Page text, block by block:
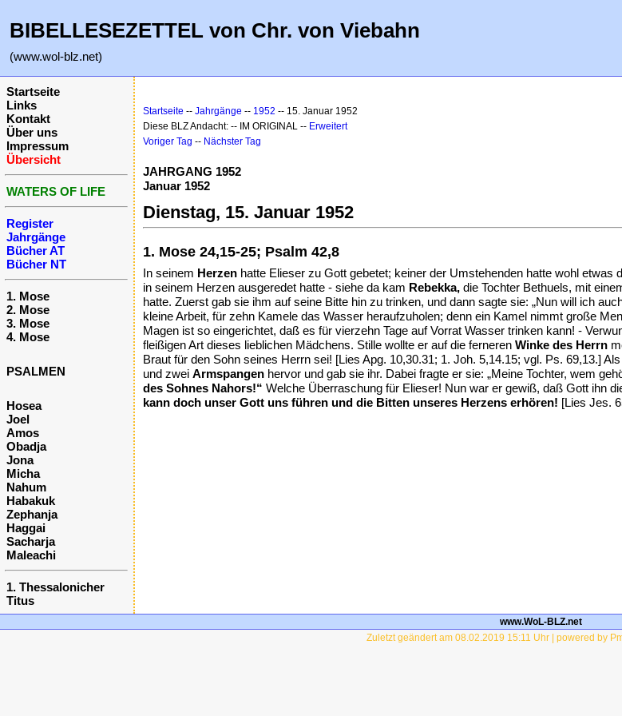
BIBELLESEZETTEL von Chr. von Viebahn
(www.wol-blz.net)
Startseite
Links
Kontakt
Über uns
Impressum
Übersicht
WATERS OF LIFE
Register
Jahrgänge
Bücher AT
Bücher NT
1. Mose
2. Mose
3. Mose
4. Mose
PSALMEN
Hosea
Joel
Amos
Obadja
Jona
Micha
Nahum
Habakuk
Zephanja
Haggai
Sacharja
Maleachi
1. Thessalonicher
Titus
Startseite -- Jahrgänge -- 1952 -- 15. Januar 1952
Diese BLZ Andacht: -- IM ORIGINAL -- Erweitert
Voriger Tag -- Nächster Tag
JAHRGANG 1952
Januar 1952
Dienstag, 15. Januar 1952
1. Mose 24,15-25; Psalm 42,8
In seinem Herzen hatte Elieser zu Gott gebetet; keiner der Umstehenden hatte wohl etwas
in seinem Herzen ausgeredet hatte - siehe da kam Rebekka, die Tochter Bethuels, mit
hatte. Zuerst gab sie ihm auf seine Bitte hin zu trinken, und dann sagte sie: „Nun will ich
kleine Arbeit, für zehn Kamele das Wasser heraufzuholen; denn ein Kamel nimmt große
Magen ist so eingerichtet, daß es für vierzehn Tage auf Vorrat Wasser trinken kann! -
fleißigen Art dieses lieblichen Mädchens. Stille wollte er auf die ferneren Winke des Herrn
Braut für den Sohn seines Herrn sei! [Lies Apg. 10,30.31; 1. Joh. 5,14.15; vgl. Ps. 69,13.]
und zwei Armspangen hervor und gab sie ihr. Dabei fragte er sie: „Meine Tochter, wem
des Sohnes Nahors!“ Welche Überraschung für Elieser! Nun war er gewiß, daß Gott ihn
kann doch unser Gott uns führen und die Bitten unseres Herzens erhören! [Lies Jes.
www.WoL-BLZ.net
Zuletzt geändert am 08.02.2019 15:11 Uhr | powered by